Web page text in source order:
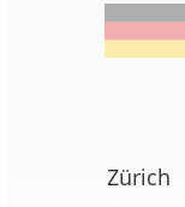
Zürich